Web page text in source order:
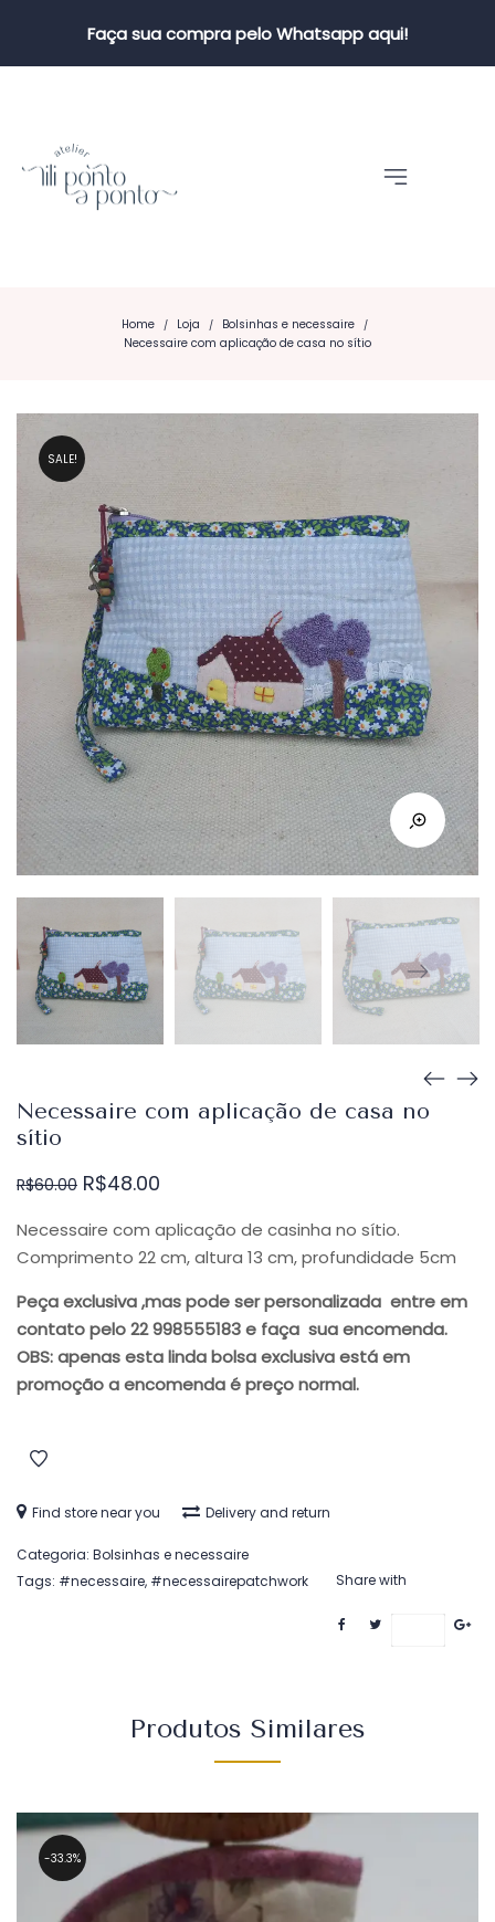
Faça sua compra pelo Whatsapp aqui!
Home / Loja / Bolsinhas e necessaire /
Necessaire com aplicação de casa no sítio
SALE!
Necessaire com aplicação de casa no
sítio
R$60.00 O
preço
original
era:
R$60.00.
R$48.00
atual
é:
R$48.00.
Necessaire com aplicação de casinha no sítio.
Comprimento 22 cm, altura 13 cm, profundidade 5cm
Peça exclusiva ,mas pode ser personalizada entre em
contato pelo 22 998555183 e faça sua encomenda.
OBS: apenas esta linda bolsa exclusiva está em
promoção a encomenda é preço normal.
Find store near you Delivery and return
Categoria: Bolsinhas e necessaire
Tags: #necessaire, #necessairepatchwork Share with
Produtos Similares
33.3%